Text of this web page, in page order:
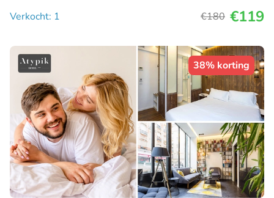
Verkocht: 1
€180 €119
38% korting